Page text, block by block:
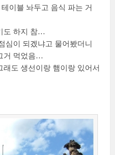
이블 놔두고 음식 파는 거
도 하지 참…
심이 되겠냐고 물어봤더니
거 먹었음…
도 생선이랑 햄이랑 있어서